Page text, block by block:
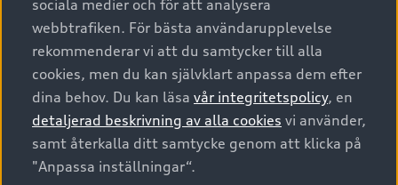
Avant
Audi Sport
Audi approved :plus - så gott som nya
Finansiering
Audi exclusive
Provkörning
Garantier
Försäkring
Digitala manualer för din Audi
Audi Collection – livsstilsartiklar
Vanliga frågor
Business lease online
Företagsleasing
Kontakta oss
Audi Återförsäljare/-serviceverkstad
myAudi
Pressmeddelanden
© 2026 AUDI SVERIGE. All Rights Reserved.
Utgivare Juridiskt
Juridiskt Audi AG
Juridiskt Audi Digital Giveaway
sociala medier och för att analysera
webbtrafiken. För bästa användarupplevelse
rekommenderar vi att du samtycker till alla
cookies, men du kan självklart anpassa dem efter
dina behov. Du kan läsa vår integritetspolicy, en
detaljerad beskrivning av alla cookies vi använder,
samt återkalla ditt samtycke genom att klicka på
"Anpassa inställningar“.